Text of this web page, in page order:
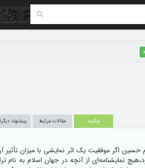
چکیده مقالات مرتبط پیشنهاد
اگر موفقیت یک اثر نمایشی با میزان تأثیر
نمایشنامه‌ای‌ از آنچه در جهان اسلام به